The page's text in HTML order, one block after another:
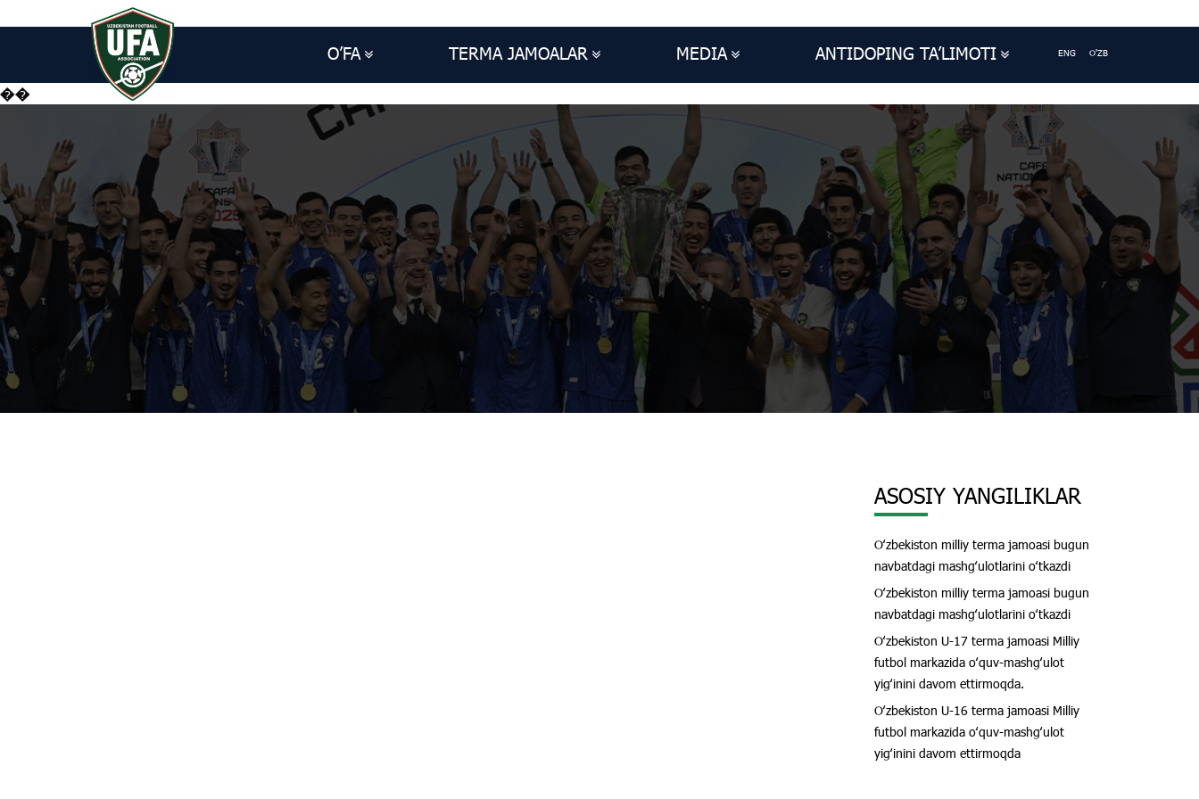
O’FA TERMA JAMOALAR MEDIA ANTIDOPING TA’LIMOTI ENG O'ZB
��
ASOSIY YANGILIKLAR
Oʻzbekiston milliy terma jamoasi bugun
navbatdagi mashgʻulotlarini oʻtkazdi
Oʻzbekiston milliy terma jamoasi bugun
navbatdagi mashgʻulotlarini oʻtkazdi
Oʻzbekiston U-17 terma jamoasi Milliy
futbol markazida oʻquv-mashgʻulot
yigʻinini davom ettirmoqda.
Oʻzbekiston U-16 terma jamoasi Milliy
futbol markazida oʻquv-mashgʻulot
yigʻinini davom ettirmoqda